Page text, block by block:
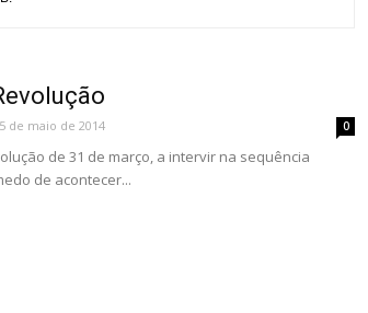
5 de maio de 2014 0
de 31 de março, a intervir na sequência
de acontecer...